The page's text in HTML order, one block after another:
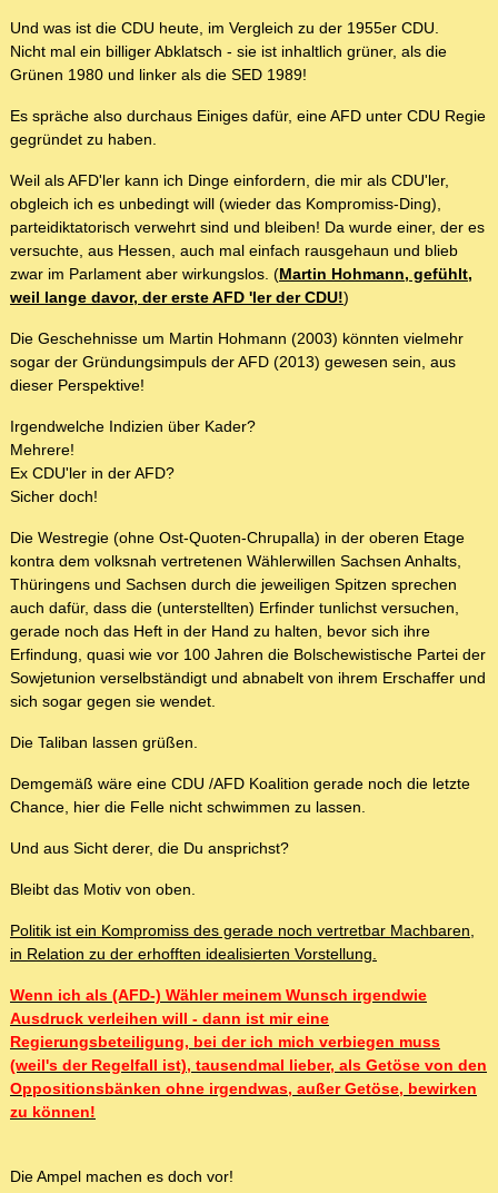
Und was ist die CDU heute, im Vergleich zu der 1955er CDU.
Nicht mal ein billiger Abklatsch - sie ist inhaltlich grüner, als die
Grünen 1980 und linker als die SED 1989!
Es spräche also durchaus Einiges dafür, eine AFD unter CDU Regie
gegründet zu haben.
Weil als AFD'ler kann ich Dinge einfordern, die mir als CDU'ler,
obgleich ich es unbedingt will (wieder das Kompromiss-Ding),
parteidiktatorisch verwehrt sind und bleiben! Da wurde einer, der es
versuchte, aus Hessen, auch mal einfach rausgehaun und blieb
zwar im Parlament aber wirkungslos. (Martin Hohmann, gefühlt,
weil lange davor, der erste AFD 'ler der CDU!)
Die Geschehnisse um Martin Hohmann (2003) könnten vielmehr
sogar der Gründungsimpuls der AFD (2013) gewesen sein, aus
dieser Perspektive!
Irgendwelche Indizien über Kader?
Mehrere!
Ex CDU'ler in der AFD?
Sicher doch!
Die Westregie (ohne Ost-Quoten-Chrupalla) in der oberen Etage
kontra dem volksnah vertretenen Wählerwillen Sachsen Anhalts,
Thüringens und Sachsen durch die jeweiligen Spitzen sprechen
auch dafür, dass die (unterstellten) Erfinder tunlichst versuchen,
gerade noch das Heft in der Hand zu halten, bevor sich ihre
Erfindung, quasi wie vor 100 Jahren die Bolschewistische Partei der
Sowjetunion verselbständigt und abnabelt von ihrem Erschaffer und
sich sogar gegen sie wendet.
Die Taliban lassen grüßen.
Demgemäß wäre eine CDU /AFD Koalition gerade noch die letzte
Chance, hier die Felle nicht schwimmen zu lassen.
Und aus Sicht derer, die Du ansprichst?
Bleibt das Motiv von oben.
Politik ist ein Kompromiss des gerade noch vertretbar Machbaren,
in Relation zu der erhofften idealisierten Vorstellung.
Wenn ich als (AFD-) Wähler meinem Wunsch irgendwie
Ausdruck verleihen will - dann ist mir eine
Regierungsbeteiligung, bei der ich mich verbiegen muss
(weil's der Regelfall ist), tausendmal lieber, als Getöse von den
Oppositionsbänken ohne irgendwas, außer Getöse, bewirken
zu können!
Die Ampel machen es doch vor!